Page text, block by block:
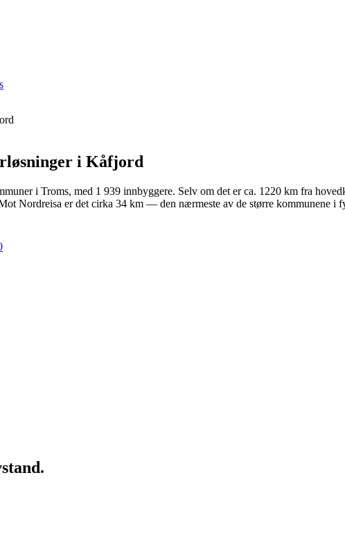
i Kåfjord
i Troms, med 1 939 innbyggere. Selv om det er ca. 1220 km fra
Nordreisa er det cirka 34 km — den nærmeste av de større kommunene